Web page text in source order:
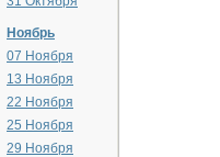
Ноябрь
07 Ноября
13 Ноября
22 Ноября
25 Ноября
29 Ноября